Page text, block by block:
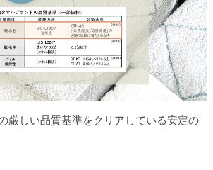
厳しい品質基準をクリアしている安定の